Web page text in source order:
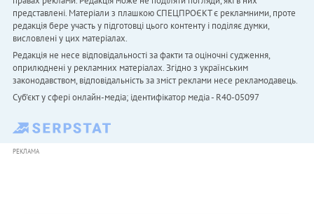
представлені. Матеріали з плашкою СПЕЦПРОЄКТ є рекламними, проте
редакція бере участь у підготовці цього контенту і поділяє думки,
висловлені у цих матеріалах.
Редакція не несе відповідальності за факти та оціночні судження,
оприлюднені у рекламних матеріалах. Згідно з українським
законодавством, відповідальність за зміст реклами несе рекламодавець.
Cуб'єкт у сфері онлайн-медіа; ідентифікатор медіа - R40-05097
РЕКЛАМА